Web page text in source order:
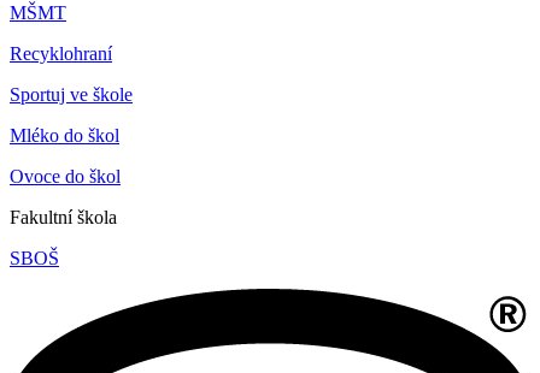
MŠMT
Recyklohraní
Sportuj ve škole
Mléko do škol
Ovoce do škol
Fakultní škola
SBOŠ